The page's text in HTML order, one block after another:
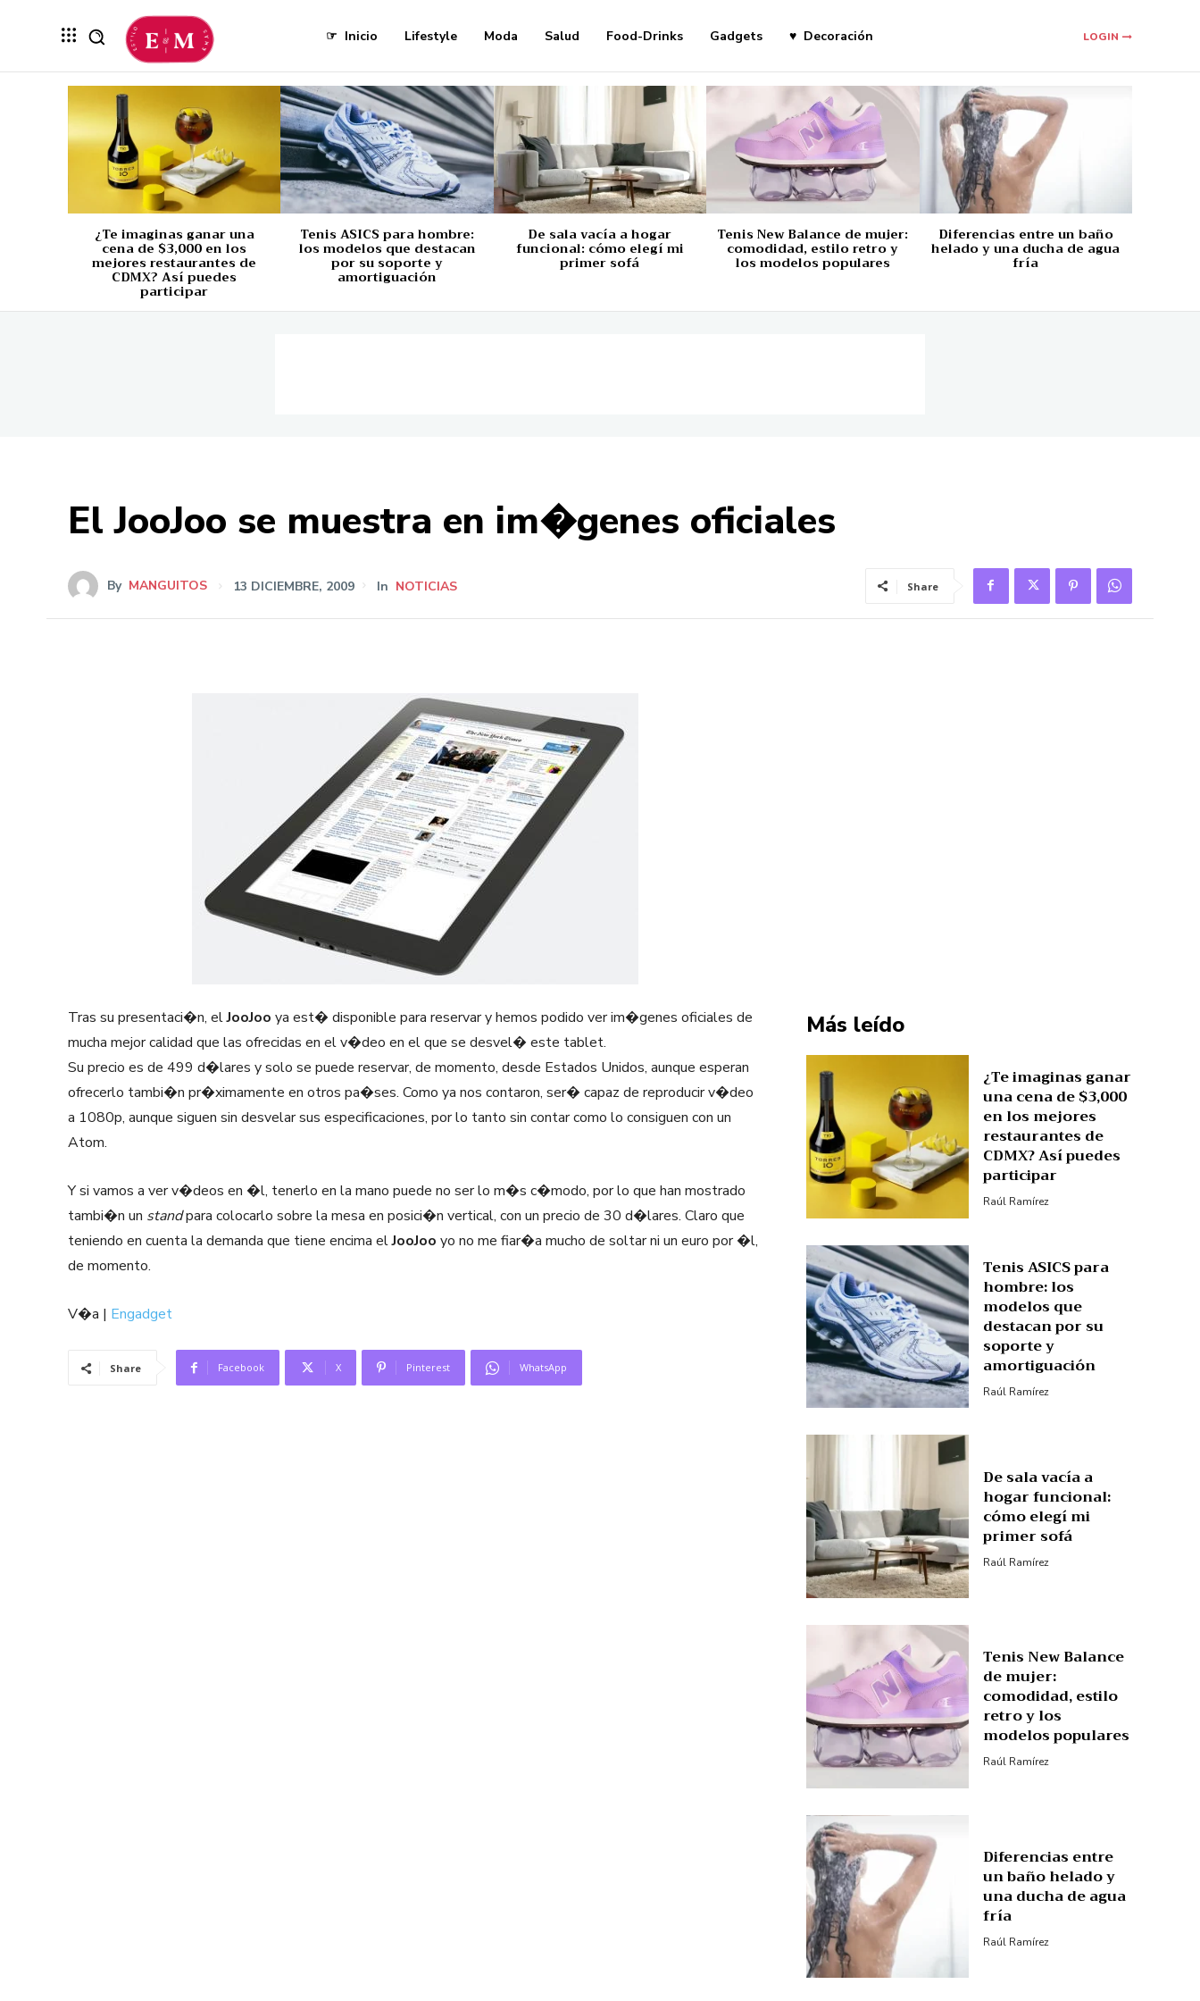
☞ Inicio Lifestyle Moda Salud Food-Drinks Gadgets ♥ Decoración LOGIN
¿Te imaginas ganar una
cena de $3,000 en los
mejores restaurantes de
CDMX? Así puedes
participar
Tenis ASICS para hombre:
los modelos que destacan
por su soporte y
amortiguación
De sala vacía a hogar
funcional: cómo elegí mi
primer sofá
Tenis New Balance de mujer:
comodidad, estilo retro y
los modelos populares
Diferencias entre un baño
helado y una ducha de agua
fría
El JooJoo se muestra en im�genes oficiales
By MANGUITOS 13 DICIEMBRE, 2009 In NOTICIAS Share
Tras su presentaci�n, elJooJoo ya est� disponible para reservar y hemos podido ver im�genes oficiales de
mucha mejor calidad que las ofrecidas en el v�deo en el que se desvel� este tablet.
Su precio es de 499 d�lares y solo se puede reservar, de momento, desde Estados Unidos, aunque esperan
ofrecerlo tambi�n pr�ximamente en otros pa�ses. Como ya nos contaron, ser� capaz de reproducir v�deo
a 1080p, aunque siguen sin desvelar sus especificaciones, por lo tanto sin contar como lo consiguen con un
Atom.
Y si vamos a ver v�deos en �l, tenerlo en la mano puede no ser lo m�s c�modo, por lo que han mostrado
tambi�n un standpara colocarlo sobre la mesa en posici�n vertical, con un precio de 30 d�lares. Claro que
teniendo en cuenta la demanda que tiene encima elJooJoo yo no me fiar�a mucho de soltar ni un euro por �l,
de momento.
V�a | Engadget
Share Facebook X Pinterest WhatsApp
Más leído
¿Te imaginas ganar
una cena de $3,000
en los mejores
restaurantes de
CDMX? Así puedes
participar
Raúl Ramírez
Tenis ASICS para
hombre: los
modelos que
destacan por su
soporte y
amortiguación
Raúl Ramírez
De sala vacía a
hogar funcional:
cómo elegí mi
primer sofá
Raúl Ramírez
Tenis New Balance
de mujer:
comodidad, estilo
retro y los
modelos populares
Raúl Ramírez
Diferencias entre
un baño helado y
una ducha de agua
fría
Raúl Ramírez